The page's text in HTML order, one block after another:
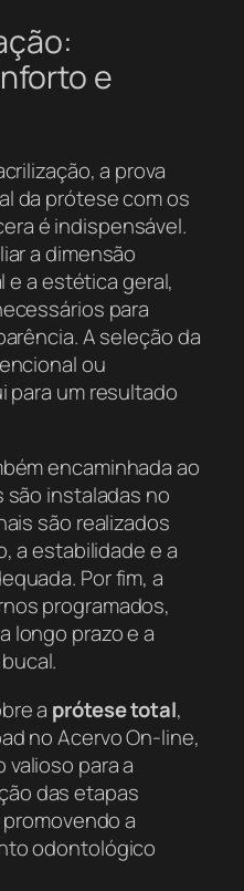
e
a prova
da prótese com os
é indispensável.
a dimensão
e a estética geral,
para
A seleção da
ou
para um resultado
encaminhada ao
instaladas no
são realizados
a estabilidade e a
Por fim, a
programados,
longo prazo e a
a prótese total,
no Acervo On-line,
para a
das etapas
a
odontológico